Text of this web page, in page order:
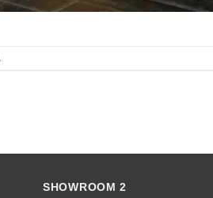
SHOWROOM 2